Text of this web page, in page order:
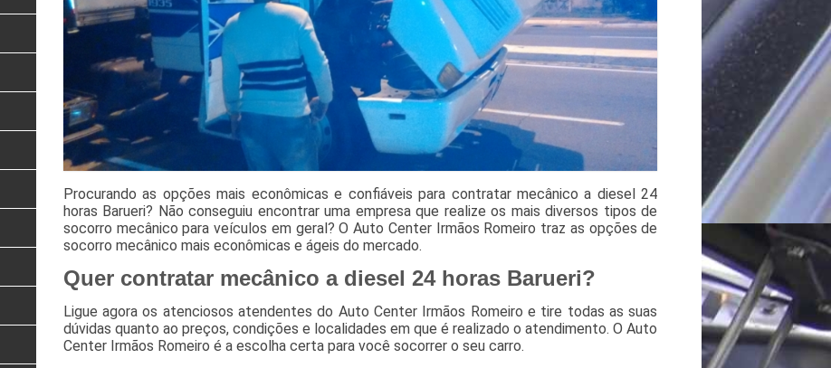
Procurando as opções mais econômicas e confiáveis para contratar mecânico a diesel 24
horas Barueri? Não conseguiu encontrar uma empresa que realize os mais diversos tipos de
socorro mecânico para veículos em geral? O Auto Center Irmãos Romeiro traz as opções de
socorro mecânico mais econômicas e ágeis do mercado.
Quer contratar mecânico a diesel 24 horas Barueri?
Ligue agora os atenciosos atendentes do Auto Center Irmãos Romeiro e tire todas as suas
dúvidas quanto ao preços, condições e localidades em que é realizado o atendimento. O Auto
Center Irmãos Romeiro é a escolha certa para você socorrer o seu carro.